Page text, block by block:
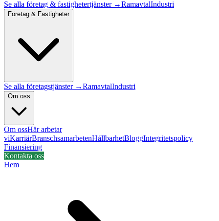
Se alla företag & fastighetertjänster →RamavtalIndustri
Företag & Fastigheter
Se alla företagstjänster →RamavtalIndustri
Om oss
Om ossHär arbetar
viKarriärBranschsamarbetenHållbarhetBloggIntegritetspolicy
Finansiering
Kontakta oss
Hem